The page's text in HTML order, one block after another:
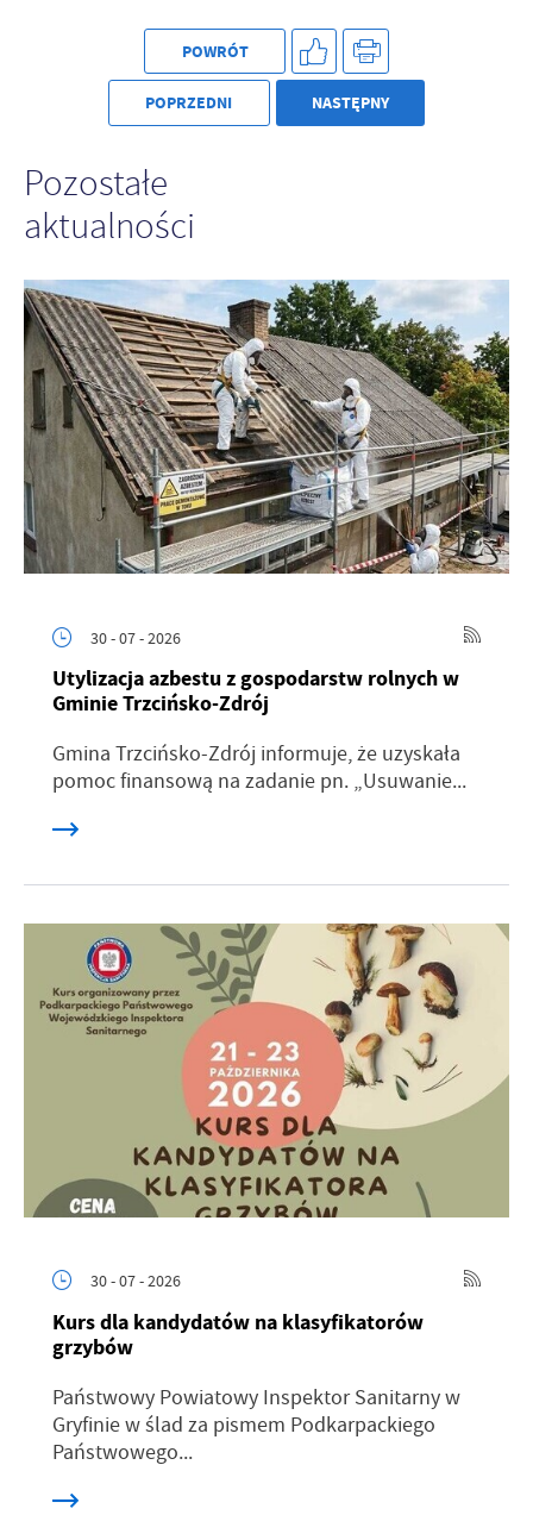
POWRÓT
POPRZEDNI NASTĘPNY
Pozostałe
aktualności
30 - 07 - 2026
Utylizacja azbestu z gospodarstw rolnych w
Gminie Trzcińsko-Zdrój
Gmina Trzcińsko-Zdrój informuje, że uzyskała
pomoc finansową na zadanie pn. „Usuwanie...
30 - 07 - 2026
Kurs dla kandydatów na klasyfikatorów
grzybów
Państwowy Powiatowy Inspektor Sanitarny w
Gryfinie w ślad za pismem Podkarpackiego
Państwowego...